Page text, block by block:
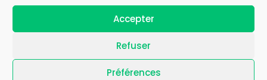
Accepter
Refuser
Préférences
| Politique de confidentialité |